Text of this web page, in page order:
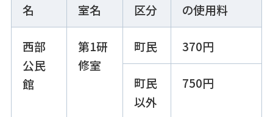
名
室名
区分
の使用料
西部
公民
館
第1研
修室
町民 370円
町民
以外
750円